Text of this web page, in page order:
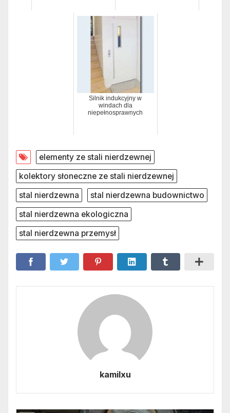
Silnik indukcyjny w
windach dla
niepełnosprawnych
elementy ze stali nierdzewnej
kolektory słoneczne ze stali nierdzewnej
stal nierdzewna
stal nierdzewna budownictwo
stal nierdzewna ekologiczna
stal nierdzewna przemysł
kamilxu